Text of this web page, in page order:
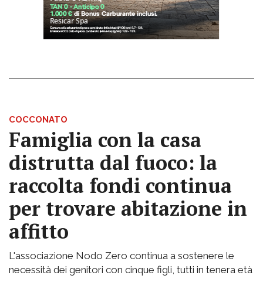
COCCONATO
Famiglia con la casa
distrutta dal fuoco: la
raccolta fondi continua
per trovare abitazione in
affitto
L'associazione Nodo Zero continua a sostenere le
necessità dei genitori con cinque figli, tutti in tenera età